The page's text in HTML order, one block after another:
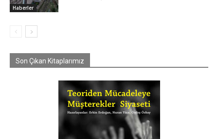
Haberler
Son Çıkan Kitaplarımız